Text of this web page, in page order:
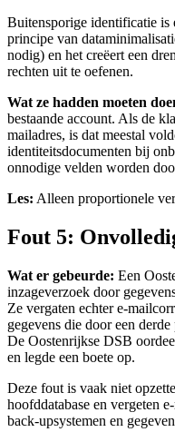
Buitensporige identificatie is
principe van
nodig) en het creëert een
rechten uit te oefenen.
Wat ze hadden moeten
bestaande account. Als de
mailadres, is dat meestal
identiteitsdocumenten bij
onnodige velden worden
Les: Alleen proportionele
Fout 5:
Wat er gebeurde: Een
inzageverzoek door
Ze vergaten echter e-
gegevens die door een
De Oostenrijkse DSB
en legde een boete op.
Deze fout is vaak niet
hoofddatabase en vergeten
back-upsystemen en